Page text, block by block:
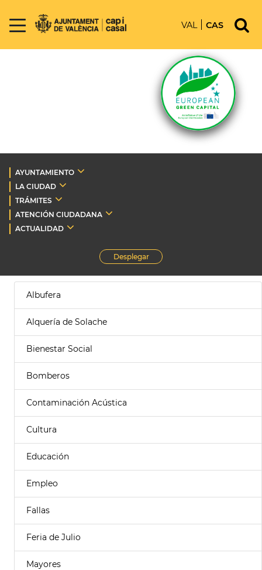
VAL CAS
AYUNTAMIENTO
LA CIUDAD
TRÁMITES
ATENCIÓN CIUDADANA
ACTUALIDAD
Desplegar
Albufera
Alquería de Solache
Bienestar Social
Bomberos
Contaminación Acústica
Cultura
Educación
Empleo
Fallas
Feria de Julio
Mayores